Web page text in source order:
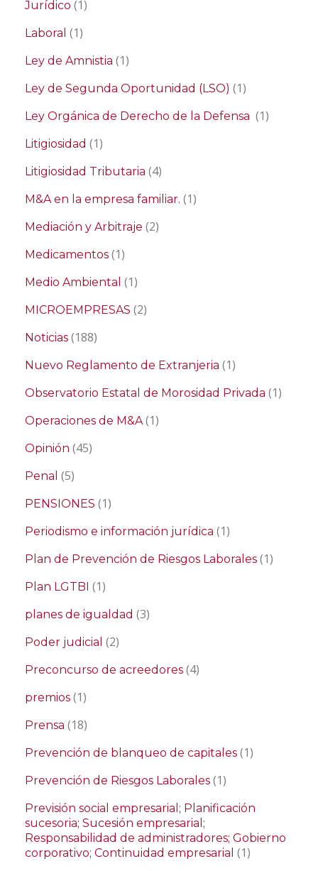
Jurídico (1)
Laboral (1)
Ley de Amnistia (1)
Ley de Segunda Oportunidad (LSO) (1)
Ley Orgánica de Derecho de la Defensa (1)
Litigiosidad (1)
Litigiosidad Tributaria (4)
M&A en la empresa familiar. (1)
Mediación y Arbitraje (2)
Medicamentos (1)
Medio Ambiental (1)
MICROEMPRESAS (2)
Noticias (188)
Nuevo Reglamento de Extranjeria (1)
Observatorio Estatal de Morosidad Privada (1)
Operaciones de M&A(1)
Opinión (45)
Penal (5)
PENSIONES (1)
Periodismo e información jurídica (1)
Plan de Prevención de Riesgos Laborales (1)
Plan LGTBI (1)
planes de igualdad (3)
Poder judicial (2)
Preconcurso de acreedores (4)
premios (1)
Prensa (18)
Prevención de blanqueo de capitales (1)
Prevención de Riesgos Laborales (1)
Previsión social empresarial; Planificación
sucesoria; Sucesión empresarial;
Responsabilidad de administradores; Gobierno
corporativo; Continuidad empresarial (1)